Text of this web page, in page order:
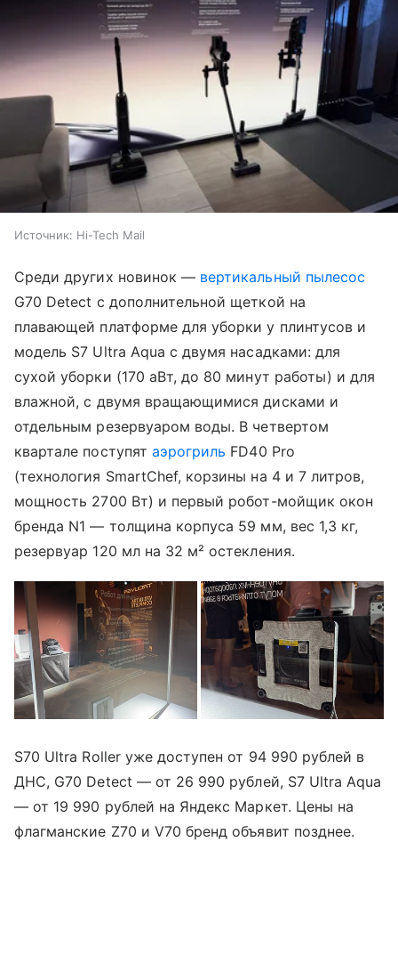
Источник: Hi-Tech Mail
Среди других новинок — вертикальный пылесос
G70 Detect с дополнительной щеткой на
плавающей платформе для уборки у плинтусов и
модель S7 Ultra Aqua с двумя насадками: для
сухой уборки (170 аВт, до 80 минут работы) и для
влажной, с двумя вращающимися дисками и
отдельным резервуаром воды. В четвертом
квартале поступят аэрогриль FD40 Pro
(технология SmartChef, корзины на 4 и 7 литров,
мощность 2700 Вт) и первый робот-мойщик окон
бренда N1 — толщина корпуса 59 мм, вес 1,3 кг,
резервуар 120 мл на 32 м² остекления.
S70 Ultra Roller уже доступен от 94 990 рублей в
ДНС, G70 Detect — от 26 990 рублей, S7 Ultra Aqua
— от 19 990 рублей на Яндекс Маркет. Цены на
флагманские Z70 и V70 бренд объявит позднее.